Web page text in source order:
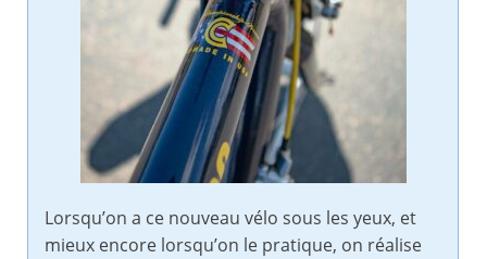
Lorsqu’on a ce nouveau vélo sous les yeux, et
mieux encore lorsqu’on le pratique, on réalise